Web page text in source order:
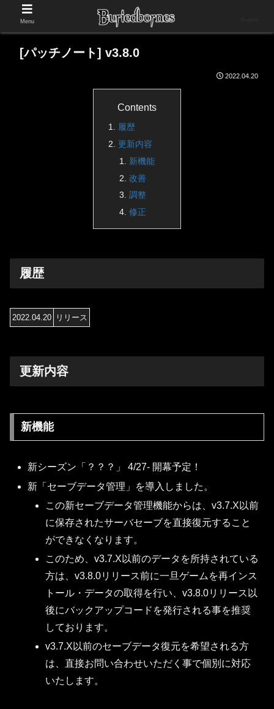
[パッチノート] v3.8.0
2022.04.20
Contents
履歴
更新内容
新機能
改善
調整
修正
履歴
2022.04.20 リリース
更新内容
新機能
新シーズン「？？？」 4/27- 開幕予定！
新「セーブデータ管理」を導入しました。
この新セーブデータ管理機能からは、v3.7.X以前
に保存されたサーバセーブを直接復元すること
ができなくなります。
このため、v3.7.X以前のデータを所持されている
方は、v3.8.0リリース前に一旦ゲームを再インス
トール・データの取得を行い、v3.8.0リリース以
後にバックアップコードを発行される事を推奨
しております。
v3.7.X以前のセーブデータ復元を希望される方
は、直接お問い合わせいただく事で個別に対応
いたします。
Menu